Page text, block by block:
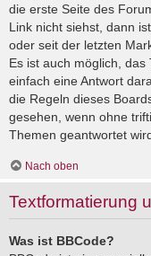
die erste Seite des
Link nicht siehst, dann
oder seit der letzten
Es ist auch möglich,
einfach eine Antwort
die Regeln dieses
gesehen, wenn ohne
Themen geantwortet
Nach oben
Textformatierung
Was ist BBCode?